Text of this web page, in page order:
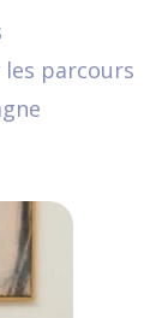
parcours